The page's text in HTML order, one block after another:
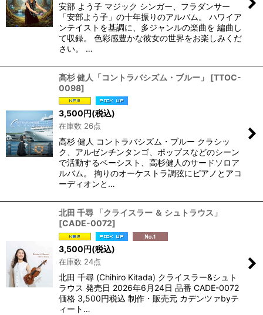
安部 よう子 マジック シンガー、フラダンサー
「安部よう子」の十年振りのアルバム。 ハワイア
ンテイストを基調に、多ジャンルの楽曲を 編曲し
て収録。 色彩感豊かな彼女の世界をお楽しみくだ
さい。 …
高杉 健人「コントラバシズム・ブルー」 [TTOC-
0098]
3,500円(税込)
在庫数 26点
高杉 健人 コントラバシズム・ブルー クラシッ
ク、アルゼンチンタンゴ、ポップスなどのシーン
で活動するベーシスト、高杉健人のサードソロア
ルバム。 拘りのオーケストラ調弦にピアノとアコ
ーディオンと…
北田 千尋 「クライスラー ＆ シュトラウス」
[CADE-0072]
3,500円(税込)
在庫数 24点
北田 千尋 (Chihiro Kitada) クライスラー&シュト
ラウス 発売日 2026年6月24日 品番 CADE-0072
価格 3,500円税込 制作・販売元 カデンツァbyテ
ィート…